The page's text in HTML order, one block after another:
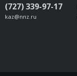
(727) 339-97-17
kaz@nnz.ru